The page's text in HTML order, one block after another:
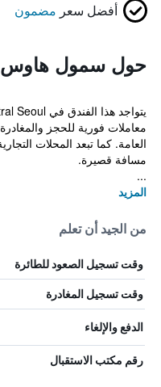
أفضل سعر مضمون
حول سمول هاوس
معاملات فورية للحجز
مسافة قصيرة.
...
المزيد
من الجيد أن تعلم
وقت تسجيل الصعود للطائرة
وقت تسجيل المغادرة
الدفع والإلغاء
رقم مكتب الاستقبال